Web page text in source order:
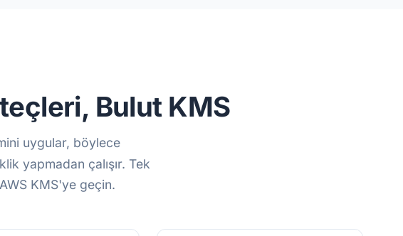
Bulut KMS
uygular, böylece
yapmadan çalışır. Tek
KMS'ye geçin.